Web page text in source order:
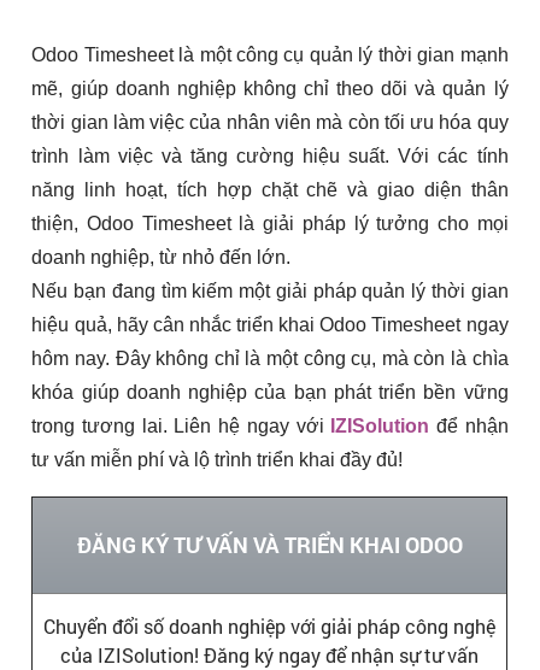
Odoo Timesheet là một công cụ quản lý thời gian mạnh
mẽ, giúp doanh nghiệp không chỉ theo dõi và quản lý
thời gian làm việc của nhân viên mà còn tối ưu hóa quy
trình làm việc và tăng cường hiệu suất. Với các tính
năng linh hoạt, tích hợp chặt chẽ và giao diện thân
thiện, Odoo Timesheet là giải pháp lý tưởng cho mọi
doanh nghiệp, từ nhỏ đến lớn.
Nếu bạn đang tìm kiếm một giải pháp quản lý thời gian
hiệu quả, hãy cân nhắc triển khai Odoo Timesheet ngay
hôm nay. Đây không chỉ là một công cụ, mà còn là chìa
khóa giúp doanh nghiệp của bạn phát triển bền vững
trong tương lai. Liên hệ ngay với IZISolution để nhận
tư vấn miễn phí và lộ trình triển khai đầy đủ!
ĐĂNG KÝ TƯ VẤN VÀ TRIỂN KHAI ODOO
Chuyển đổi số doanh nghiệp với giải pháp công nghệ
của IZISolution! Đăng ký ngay để nhận sự tư vấn